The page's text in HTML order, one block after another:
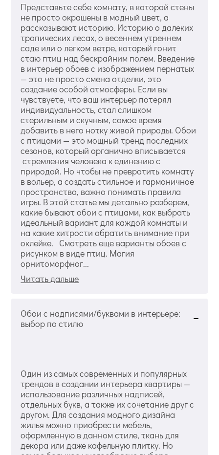
Представьте себе комнату, в которой стены
не просто окрашены в модный цвет, а
рассказывают историю. Историю о далеких
тропических лесах, о весеннем утреннем
саде или о легком ветре, который гонит
стаю птиц над бескрайним полем. Введение
в интерьер обоев с изображением пернатых
— это не просто смена отделки, это
создание особой атмосферы. Если вы
чувствуете, что ваш интерьер потерял
индивидуальность, стал слишком
стерильным и скучным, самое время
добавить в него нотку живой природы. Обои
с птицами — это мощный тренд последних
сезонов, который органично вписывается
стремления человека к единению с
природой. Но чтобы не превратить комнату
в вольер, а создать стильное и гармоничное
пространство, важно понимать правила
игры. В этой статье мы детально разберем,
какие бывают обои с птицами, как выбрать
идеальный вариант для каждой комнаты и
на какие хитрости обратить внимание при
оклейке. Смотреть еще варианты обоев с
рисунком в виде птиц. Магия
орнитоморфног...
Читать дальше
Обои с надписями/буквами в интерьере:
выбор по стилю
Один из самых современных и популярных
трендов в создании интерьера квартиры —
использование различных надписей,
отдельных букв, а также их сочетание друг с
другом. Для создания модного дизайна
жилья можно приобрести мебель,
оформленную в данном стиле, ткань для
декора или даже кафельную плитку. Но